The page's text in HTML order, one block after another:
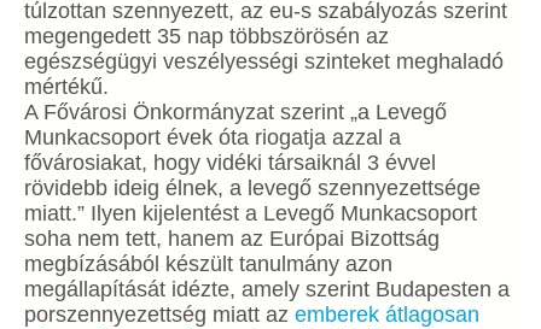
túlzottan szennyezett, az eu-s szabályozás szerint
megengedett 35 nap többszörösén az
egészségügyi veszélyességi szinteket meghaladó
mértékű.
A Fővárosi Önkormányzat szerint „a Levegő
Munkacsoport évek óta riogatja azzal a
fővárosiakat, hogy vidéki társaiknál 3 évvel
rövidebb ideig élnek, a levegő szennyezettsége
miatt.” Ilyen kijelentést a Levegő Munkacsoport
soha nem tett, hanem az Európai Bizottság
megbízásából készült tanulmány azon
megállapítását idézte, amely szerint Budapesten a
porszennyezettség miatt az emberek átlagosan